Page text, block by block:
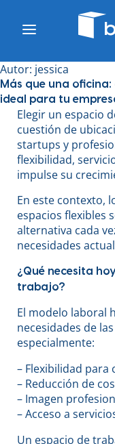
Autor: jessica
Más que una
ideal para tu
Elegir un espacio
cuestión de
startups y
flexibilidad,
impulse su
En este contexto,
espacios flexibles
alternativa cada
necesidades
¿Qué necesita
trabajo?
El modelo laboral
necesidades de
especialmente:
– Flexibilidad para
– Reducción de
– Imagen
– Acceso a
Un espacio de